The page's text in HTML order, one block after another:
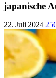
japanische
22. Juli 2024